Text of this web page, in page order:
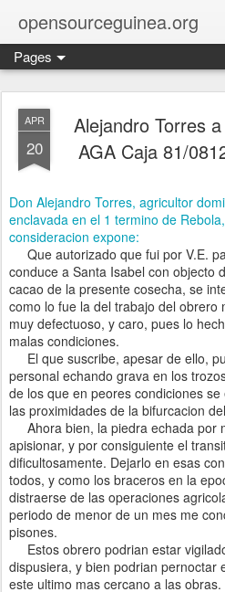
opensourceguinea.org
Pages
APR
20
Alejandro Torres
AGA Caja 81/
Don Alejandro Torres, agricultor
enclavada en el 1 termino de
consideracion expone:
Que autorizado que fui por V.E.
conduce a Santa Isabel con objecto
cacao de la presente cosecha, se
como lo fue la del trabajo del obrero
muy defectuoso, y caro, pues lo
malas condiciones.
El que suscribe, apesar de ello,
personal echando grava en los
de los que en peores condiciones
las proximidades de la bifurcacion
Ahora bien, la piedra echada por
apisionar, y por consiguiente el
dificultosamente. Dejarlo en esas
todos, y como los braceros en la
distraerse de las operaciones
periodo de menor de un mes me
pisones.
Estos obrero podrian estar
dispusiera, y bien podrian pernoctar
este ultimo mas cercano a las obras.